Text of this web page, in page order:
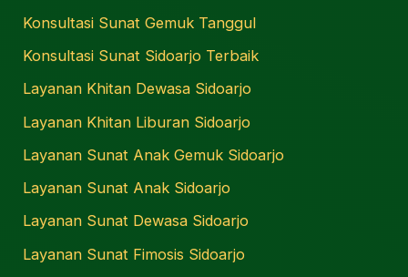
Konsultasi Sunat Gemuk Tanggul
Konsultasi Sunat Sidoarjo Terbaik
Layanan Khitan Dewasa Sidoarjo
Layanan Khitan Liburan Sidoarjo
Layanan Sunat Anak Gemuk Sidoarjo
Layanan Sunat Anak Sidoarjo
Layanan Sunat Dewasa Sidoarjo
Layanan Sunat Fimosis Sidoarjo